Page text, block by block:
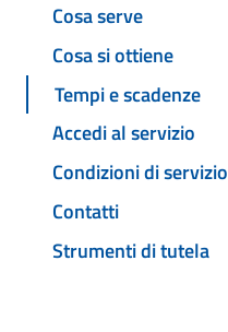
Cosa serve
Cosa si ottiene
Tempi e scadenze
Accedi al servizio
Condizioni di servizio
Contatti
Strumenti di tutela